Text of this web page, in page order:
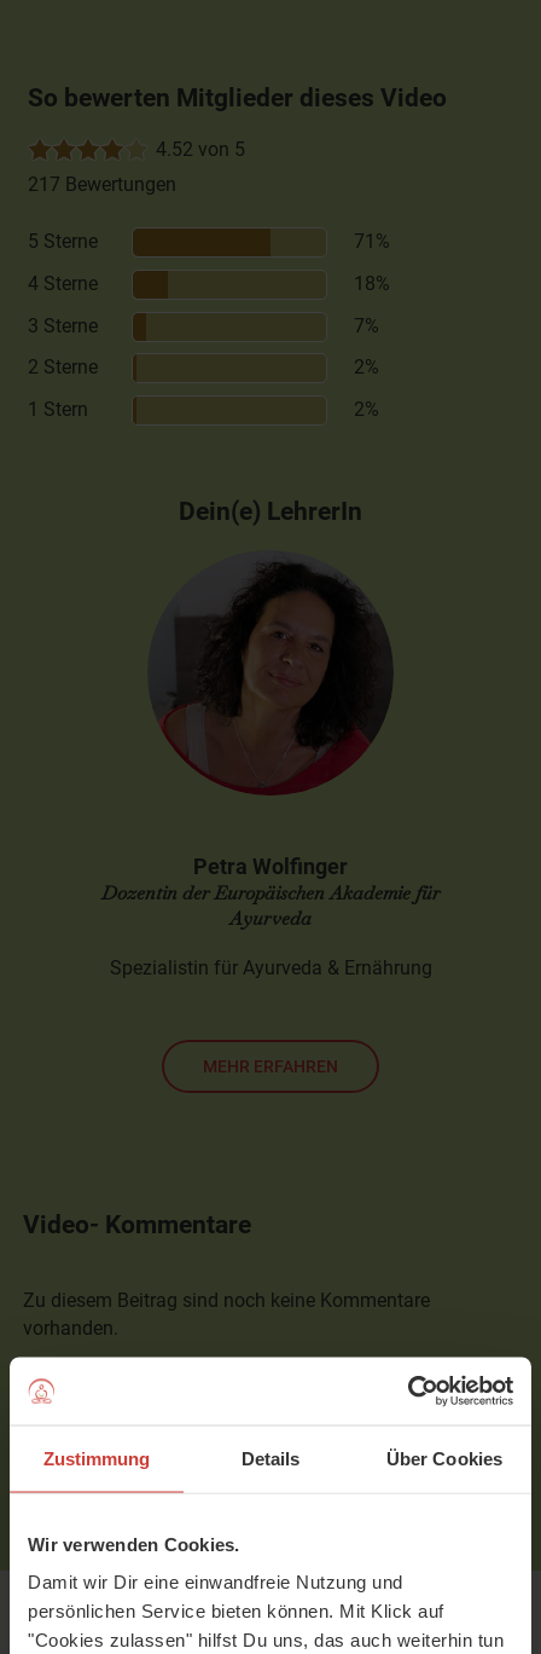
Zustimmung Details Über Cookies
Wir verwenden Cookies.
Damit wir Dir eine einwandfreie Nutzung und
persönlichen Service bieten können. Mit Klick auf
"Cookies zulassen" hilfst Du uns, das auch weiterhin tun
So bewerten Mitglieder dieses Video
4.52 von 5
217 Bewertungen
5 Sterne
71%
4 Sterne
18%
3 Sterne
7%
2 Sterne
2%
1 Stern
2%
Dein(e) LehrerIn
Petra Wolfinger
Dozentin der Europäischen Akademie für
Ayurveda
Spezialistin für Ayurveda & Ernährung
MEHR ERFAHREN
Video- Kommentare
Zu diesem Beitrag sind noch keine Kommentare
vorhanden.
Um Kommentare schreiben zu können, musst Du
Empfohlene Videos